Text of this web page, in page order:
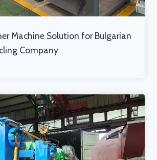
Machine Solution for Bulgarian
Company